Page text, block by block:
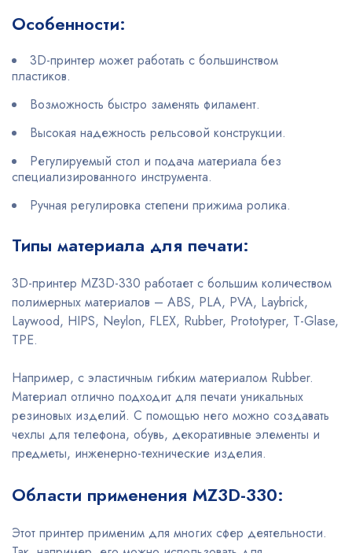
Особенности:
3D-принтер может работать с большинством
пластиков.
Возможность быстро заменять филамент.
Высокая надежность рельсовой конструкции.
Регулируемый стол и подача материала без
специализированного инструмента.
Ручная регулировка степени прижима ролика.
Типы материала для печати:
3D-принтер MZ3D-330 работает с большим количеством
полимерных материалов – ABS, PLA, PVA, Laybrick,
Laywood, HIPS, Neylon, FLEX, Rubber, Prototyper, T-Glase,
TPE.
Например, с эластичным гибким материалом Rubber.
Материал отлично подходит для печати уникальных
резиновых изделий. С помощью него можно создавать
чехлы для телефона, обувь, декоративные элементы и
предметы, инженерно-технические изделия.
Области применения MZ3D-330:
Этот принтер применим для многих сфер деятельности.